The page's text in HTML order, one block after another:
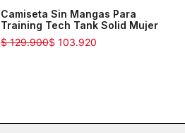
Camiseta Sin Mangas Para
Training Tech Tank Solid Mujer
$ 103.920
$ 129.900